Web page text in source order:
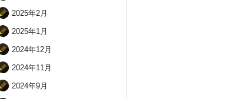
2025年2月
2025年1月
2024年12月
2024年11月
2024年9月